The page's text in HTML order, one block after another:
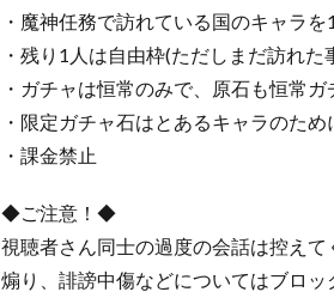
・魔神任務で訪れている国のキャラを
・残り1人は自由枠(ただしまだ訪れ
・ガチャは恒常のみで、原石も恒常
・限定ガチャ石はとあるキャラのため
・課金禁止
◆ご注意！◆
視聴者さん同士の過度の会話は控えて
煽り、誹謗中傷などについてはブロッ